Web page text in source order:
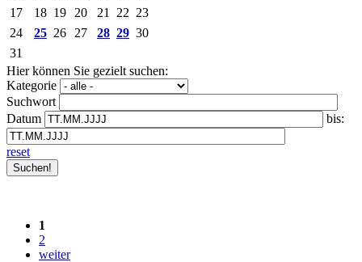
17
18 19 20 21 22 23
24
25 26 27 28 29 30
31
Hier können Sie gezielt suchen:
Kategorie
Suchwort
Datum
bis:
reset
1
2
weiter